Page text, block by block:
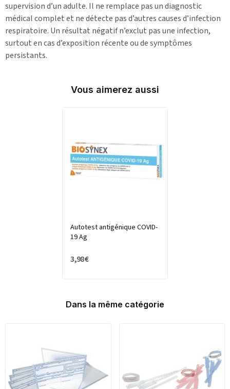
supervision d’un adulte. Il ne remplace pas un diagnostic
médical complet et ne détecte pas d’autres causes d’infection
respiratoire. Un résultat négatif n’exclut pas une infection,
surtout en cas d’exposition récente ou de symptômes
persistants.
Vous aimerez aussi
Autotest antigénique COVID-
19 Ag
3,98 €
Dans la même catégorie